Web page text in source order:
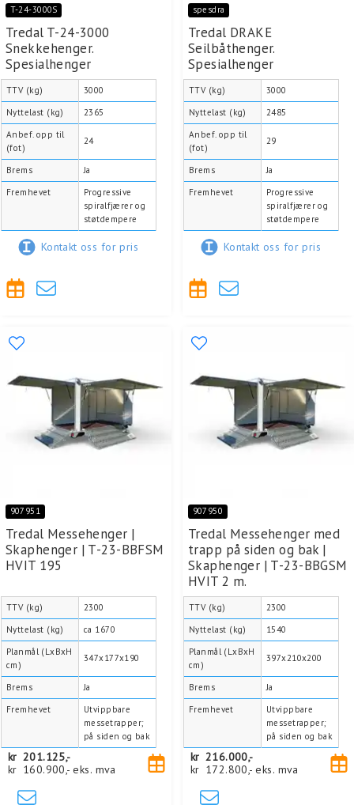
T-24-3000S
Tredal T-24-3000
Snekkehenger.
Spesialhenger
TTV (kg)
3000
Nyttelast (kg)
2365
Anbef. opp til
(fot)
24
Brems
Ja
Fremhevet
Progressive
spiralfjærer og
støtdempere
Kontakt oss for pris
spesdra
Tredal DRAKE
Seilbåthenger.
Spesialhenger
TTV (kg)
3000
Nyttelast (kg)
2485
Anbef. opp til
(fot)
29
Brems
Ja
Fremhevet
Progressive
spiralfjærer og
støtdempere
Kontakt oss for pris
907951
Tredal Messehenger |
Skaphenger | T-23-BBFSM
HVIT 195
TTV (kg)
2300
Nyttelast (kg)
ca 1670
Planmål (LxBxH
cm)
347x177x190
Brems
Ja
Fremhevet
Utvippbare
messetrapper;
på siden og bak
kr 201.125,-
kr 160.900,- eks. mva
907950
Tredal Messehenger med
trapp på siden og bak |
Skaphenger | T-23-BBGSM
HVIT 2 m.
TTV (kg)
2300
Nyttelast (kg)
1540
Planmål (LxBxH
cm)
397x210x200
Brems
Ja
Fremhevet
Utvippbare
messetrapper;
på siden og bak
kr 216.000,-
kr 172.800,- eks. mva